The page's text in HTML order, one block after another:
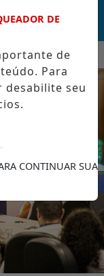
MAIS BONITO
MENU
DE
de
Para
desabilite seu
CONTINUAR SUA